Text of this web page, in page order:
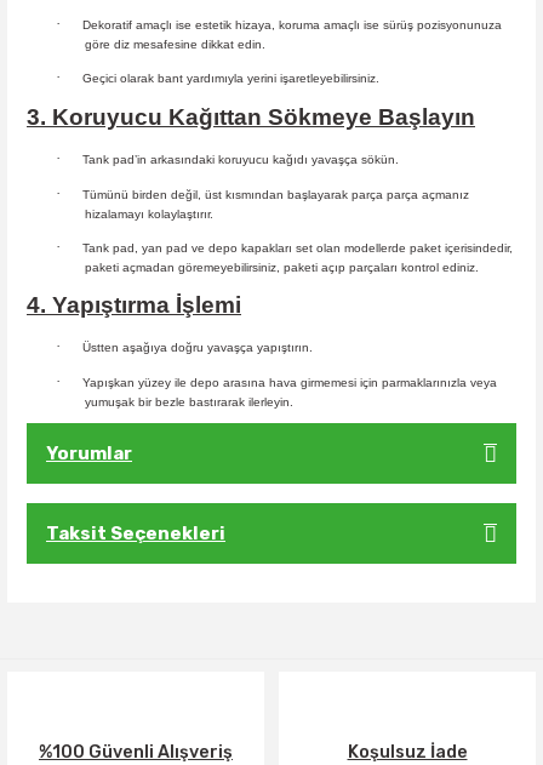
· Dekoratif amaçlı ise estetik hizaya, koruma amaçlı ise sürüş pozisyonunuza
göre diz mesafesine dikkat edin.
· Geçici olarak bant yardımıyla yerini işaretleyebilirsiniz.
3. Koruyucu Kağıttan Sökmeye Başlayın
· Tank pad’in arkasındaki koruyucu kağıdı yavaşça sökün.
·
Tümünü birden değil, üst kısmından başlayarak parça parça açmanız
hizalamayı kolaylaştırır.
·
Tank pad, yan pad ve depo kapakları set olan modellerde paket içerisindedir,
paketi açmadan göremeyebilirsiniz, paketi açıp parçaları kontrol ediniz.
4. Yapıştırma İşlemi
· Üstten aşağıya doğru yavaşça yapıştırın.
·
Yapışkan yüzey ile depo arasına hava girmemesi için parmaklarınızla veya
yumuşak bir bezle bastırarak ilerleyin.
Yorumlar
Taksit Seçenekleri
%100 Güvenli Alışveriş Koşulsuz İade